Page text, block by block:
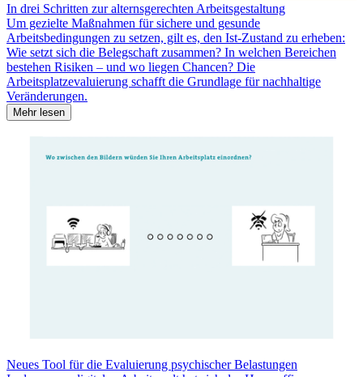
In drei Schritten zur alternsgerechten Arbeitsgestaltung
Um gezielte Maßnahmen für sichere und gesunde
Arbeitsbedingungen zu setzen, gilt es, den Ist-Zustand zu erheben:
Wie setzt sich die Belegschaft zusammen? In welchen Bereichen
bestehen Risiken – und wo liegen Chancen? Die
Arbeitsplatzevaluierung schafft die Grundlage für nachhaltige
Veränderungen.
Mehr lesen
Neues Tool für die Evaluierung psychischer Belastungen